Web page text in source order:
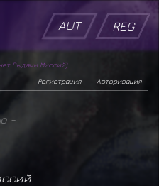
AUT REG
Выдачи Миссий)
Авторизация
Регистрация
-